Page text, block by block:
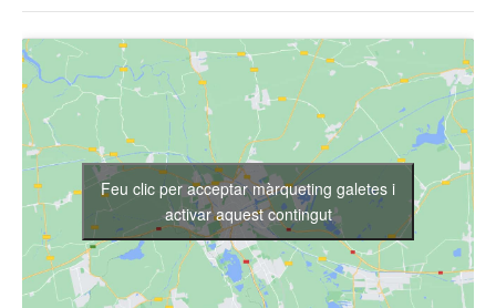
Feu clic per acceptar màrqueting galetes i
activar aquest contingut